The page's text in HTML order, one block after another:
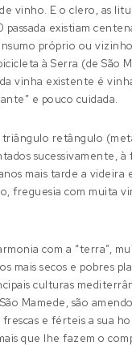
vinho. E o clero, as
existiam
próprio ou
à Serra (de São
vinha existente é
e pouco cuidada.
retângulo
sucessivamente, à
mais tarde a
freguesia com muita
com a “terra”,
secos e pobres
culturas
Mamede, são
e férteis a sua
que lhe fazem o